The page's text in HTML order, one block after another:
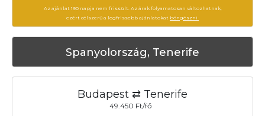
Az ajánlat 190 napja nem frissült. Az árak folyamatosan változhatnak,
ezért célszerű a legfrissebb ajánlatokat böngészni.
Spanyolország, Tenerife
Budapest ⇄ Tenerife
49.450 Ft/fő